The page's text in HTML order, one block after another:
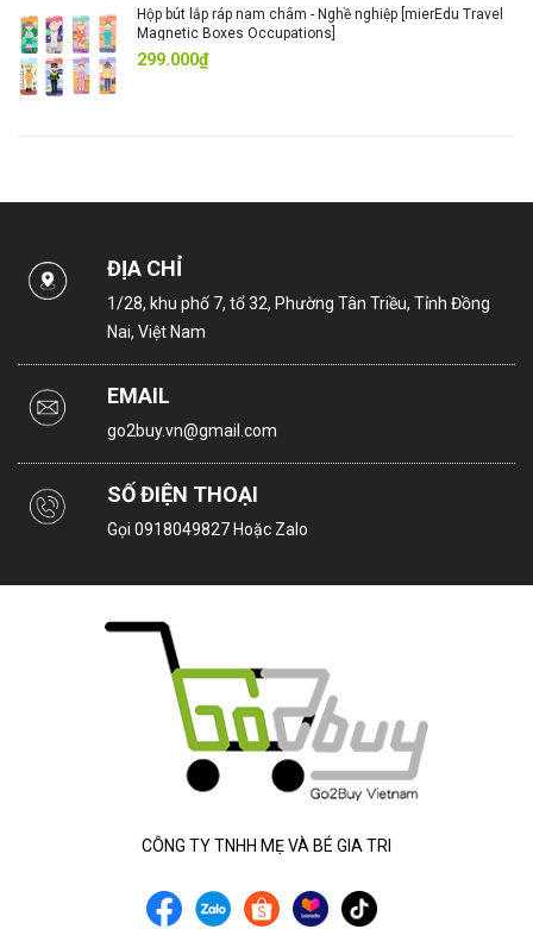
Hộp bút lắp ráp nam châm - Nghề nghiệp [mierEdu Travel
Magnetic Boxes Occupations]
299.000₫
ĐỊA CHỈ
1/28, khu phố 7, tổ 32, Phường Tân Triều, Tỉnh Đồng
Nai, Việt Nam
EMAIL
go2buy.vn@gmail.com
SỐ ĐIỆN THOẠI
Gọi 0918049827 Hoặc Zalo
CÔNG TY TNHH MẸ VÀ BÉ GIA TRI